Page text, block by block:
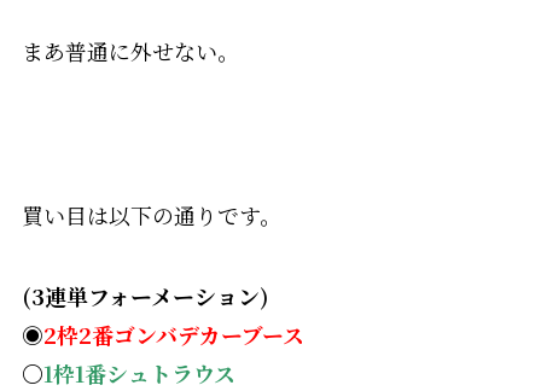
まあ普通に外せない。
買い目は以下の通りです。
(3連単フォーメーション)
◉2枠2番ゴンバデカーブース
〇1枠1番シュトラウス